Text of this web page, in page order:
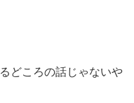
どころの話じゃないや